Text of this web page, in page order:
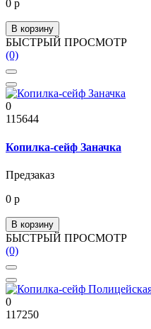
0 р
В корзину
БЫСТРЫЙ ПРОСМОТР
(0)
0
115644
Копилка-сейф Заначка
Предзаказ
0 р
В корзину
БЫСТРЫЙ ПРОСМОТР
(0)
0
117250